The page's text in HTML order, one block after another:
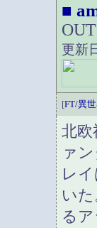
■
更新
[FT/異
北
ァ
レ
い
る